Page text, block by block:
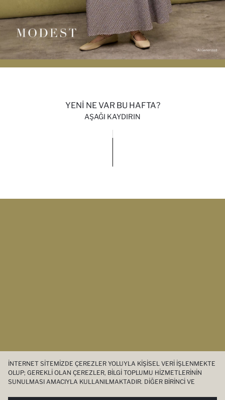
YENİ NE VAR BU HAFTA?
AŞAĞI KAYDIRIN
İNTERNET SITEMIZDE ÇEREZLER YOLUYLA KIŞISEL VERI IŞLENMEKTE
OLUP; GEREKLI OLAN ÇEREZLER, BILGI TOPLUMU HIZMETLERININ
SUNULMASI AMACIYLA KULLANILMAKTADIR. DIĞER BIRINCI VE